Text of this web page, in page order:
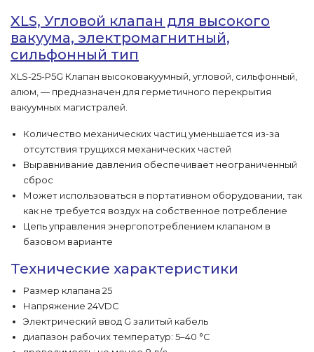
XLS, Угловой клапан для высокого
вакуума, электромагнитный,
сильфонный тип
XLS-25-P5G Клапан высоковакуумный, угловой, сильфонный,
алюм, — предназначен для герметичного перекрытия
вакуумных магистралей.
Количество механических частиц уменьшается из-за
отсутствия трущихся механических частей
Выравнивание давления обеспечивает неограниченный
сброс
Может использоваться в портативном оборудовании, так
как не требуется воздух на собственное потребление
Цепь управления энергопотреблением клапаном в
базовом варианте
Технические характеристики
Размер клапана 25
Напряжение 24VDC
Электрический ввод G залитый кабель
диапазон рабочих температур: 5–40 °C